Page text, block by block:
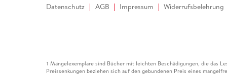
Datenschutz AGB Impressum Widerrufsbelehrung
1 Mängelexemplare sind Bücher mit leichten Beschädigungen, die das
Preissenkungen beziehen sich auf den gebundenen Preis eines